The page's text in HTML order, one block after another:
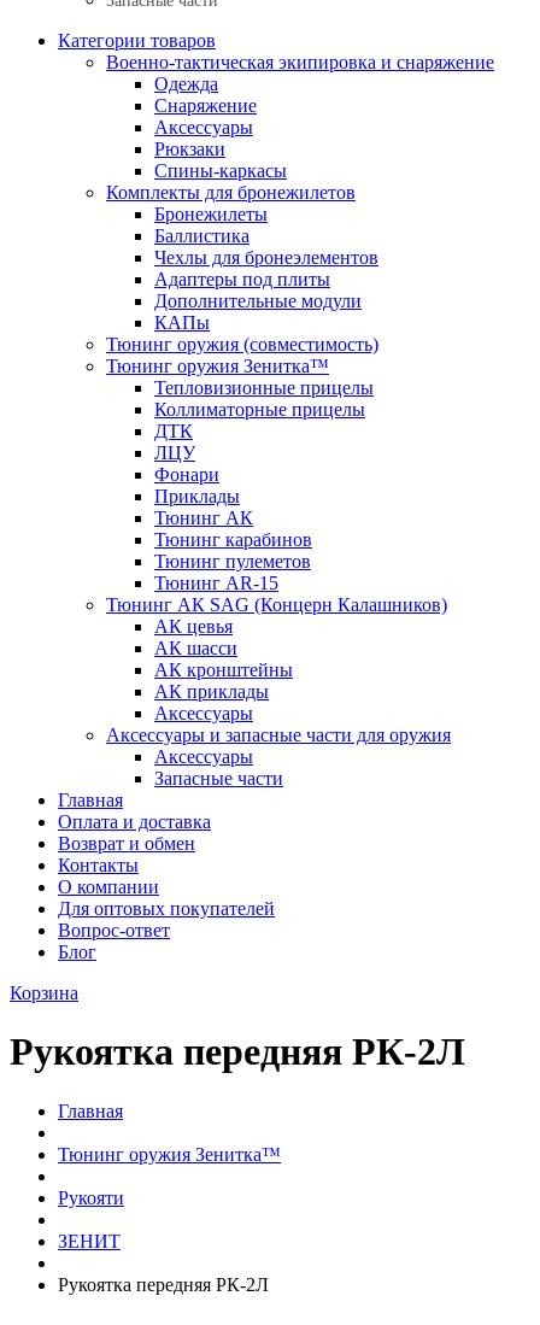
Категории товаров
Военно-тактическая экипировка и снаряжение
Одежда
Снаряжение
Аксессуары
Рюкзаки
Спины-каркасы
Комплекты для бронежилетов
Бронежилеты
Баллистика
Чехлы для бронеэлементов
Адаптеры под плиты
Дополнительные модули
КАПы
Тюнинг оружия (совместимость)
Тюнинг оружия Зенитка™
Тепловизионные прицелы
Коллиматорные прицелы
ДТК
ЛЦУ
Фонари
Приклады
Тюнинг АК
Тюнинг карабинов
Тюнинг пулеметов
Тюнинг AR-15
Тюнинг АК SAG (Концерн Калашников)
АК цевья
АК шасси
АК кронштейны
АК приклады
Аксессуары
Аксессуары и запасные части для оружия
Аксессуары
Запасные части
Главная
Оплата и доставка
Возврат и обмен
Контакты
О компании
Для оптовых покупателей
Вопрос-ответ
Блог
Корзина
Рукоятка передняя РК-2Л
Главная
Тюнинг оружия Зенитка™
Рукояти
ЗЕНИТ
Рукоятка передняя РК-2Л